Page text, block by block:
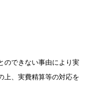
のできない事由により実
上、実費精算等の対応を